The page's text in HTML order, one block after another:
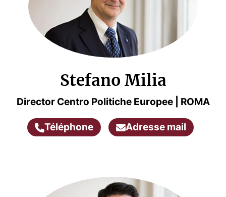
Stefano Milia
Director Centro Politiche Europee | ROMA
Téléphone Adresse mail